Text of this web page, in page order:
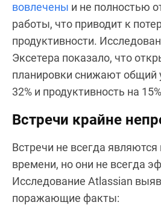
вовлечены и не полностью
работы, что приводит к
продуктивности.
Эксетера показало, что
планировки снижают общий
32% и продуктивность на
Встречи крайне
Встречи не всегда являются
времени, но они не всегда
Исследование Atlassian
поражающие факты: